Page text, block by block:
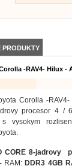
PRODUKTY
-RAV4- Hilux -
Corolla -
procesor 4 /
vysokym
CORE 8-jadrovy
RAM:DDR3 4GB